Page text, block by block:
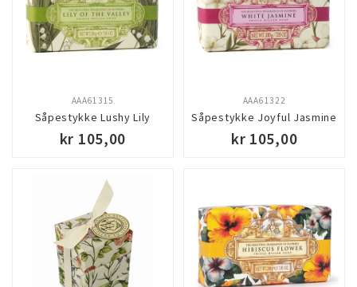
Såpestykke Lushy Lily
AAA61315
kr 105,00
Såpestykke Joyful Jasmine
AAA61322
kr 105,00